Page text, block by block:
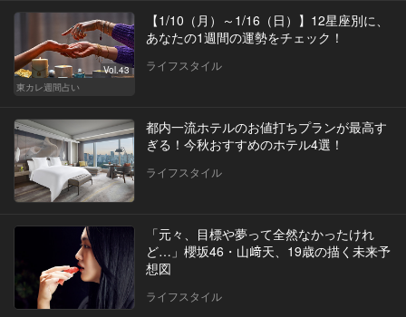
Vol.43
東カレ週間占い
【1/10（月）～1/16（日）】12星座別に、
あなたの1週間の運勢をチェック！
ライフスタイル
都内一流ホテルのお値打ちプランが最高す
ぎる！今秋おすすめのホテル4選！
ライフスタイル
「元々、目標や夢って全然なかったけれ
ど…」櫻坂46・山﨑天、19歳の描く未来予
想図
ライフスタイル